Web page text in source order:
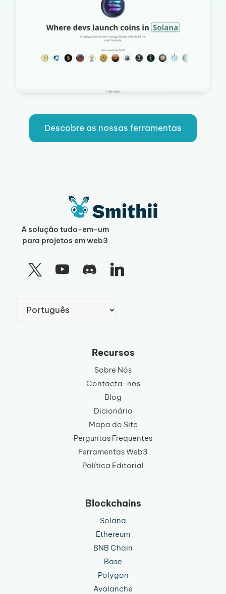
Descobre as nossas ferramentas
A solução tudo-em-um
para projetos em web3
um
Recursos
Sobre Nós
Contacta-nos
Blog
Dicionário
Mapa do Site
Perguntas Frequentes
Ferramentas Web3
Política Editorial
Blockchains
Solana
Ethereum
BNB Chain
Base
Polygon
Avalanche